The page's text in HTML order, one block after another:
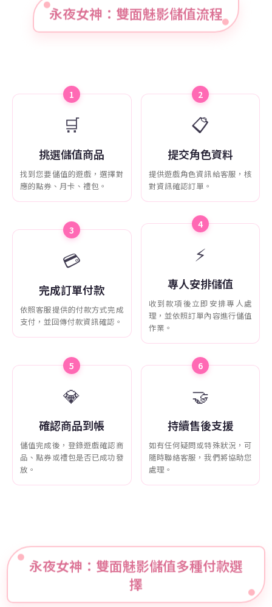
永夜女神：雙面魅影儲值流程
1
🛒
挑選儲值商品
找到您要儲值的遊戲，選擇對
應的點券、月卡、禮包。
2
📋
提交角色資料
提供遊戲角色資訊給客服，核
對資訊確認訂單。
3
💳
完成訂單付款
依照客服提供的付款方式完成
支付，並回傳付款資訊確認。
4
⚡
專人安排儲值
收到款項後立即安排專人處
理，並依照訂單內容進行儲值
作業。
5
💎
確認商品到帳
儲值完成後，登錄遊戲確認商
品、點券或禮包是否已成功發
放。
6
🤝
持續售後支援
如有任何疑問或特殊狀況，可
隨時聯絡客服，我們將協助您
處理。
永夜女神：雙面魅影儲值多種付款選
擇